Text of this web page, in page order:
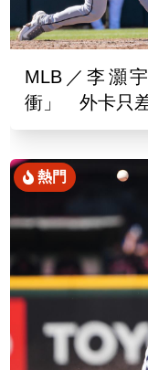
MLB／李灝
衝」 外卡只
熱門